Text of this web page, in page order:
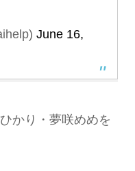
June 16,
かり・夢咲めめを